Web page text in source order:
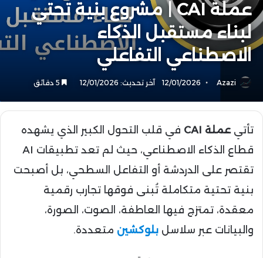
عملة CAI | مشروع بنية تحتي
لبناء مستقبل الذكاء
الاصطناعي التفاعلي
Azazi
12/01/2026 آخر تحديث: 12/01/2026
تأتيعملة CAI
في قلب التحول الكبير الذي يشهده
قطاع الذكاء الاصطناعي، حيث لم تعد تطبيقات AI
تقتصر على الدردشة أو التفاعل السطحي، بل أصبحت
بنية تحتية متكاملة تُبنى فوقها تجارب رقمية
معقدة، تمتزج فيها العاطفة، الصوت، الصورة،
والبيانات عبر سلاسل بلوكشين متعددة.